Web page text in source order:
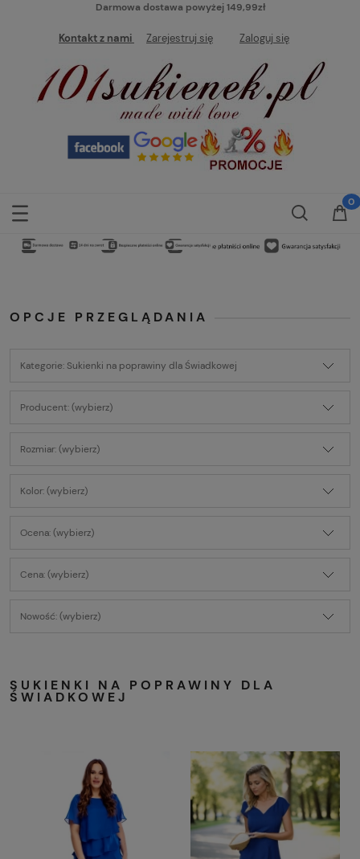
Darmowa dostawa powyżej 149,99zł
Kontakt z nami Zarejestruj się Zaloguj się
OPCJE PRZEGLĄDANIA
Kategorie: Sukienki na poprawiny dla Świadkowej
Producent: (wybierz)
Rozmiar: (wybierz)
Kolor: (wybierz)
Ocena: (wybierz)
Cena: (wybierz)
Nowość: (wybierz)
SUKIENKI NA POPRAWINY DLA
ŚWIADKOWEJ